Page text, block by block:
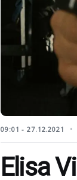
09:01 - 27.12.2021
Elisa